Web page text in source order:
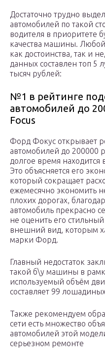
Достаточно трудно
автомобилей по такой
водителя в приоритете
качества машины.
как достоинства, так и
данных составлен топ 5
тысяч рублей:
№1 в рейтинге
автомобилей до
Focus
Форд Фокус открывает
автомобилей до 200000
долгое время
Это объясняется его
который сокращает
ежемесячно экономить
плохих дорогах,
автомобиль прекрасно
не оценить его
внешний вид, которым
марки Форд.
Главный недостаток
такой б\у машины в
используемый объём
составляет 99
Также рекомендуем
сети есть множество
автомобилей этой
серьезном ремонте